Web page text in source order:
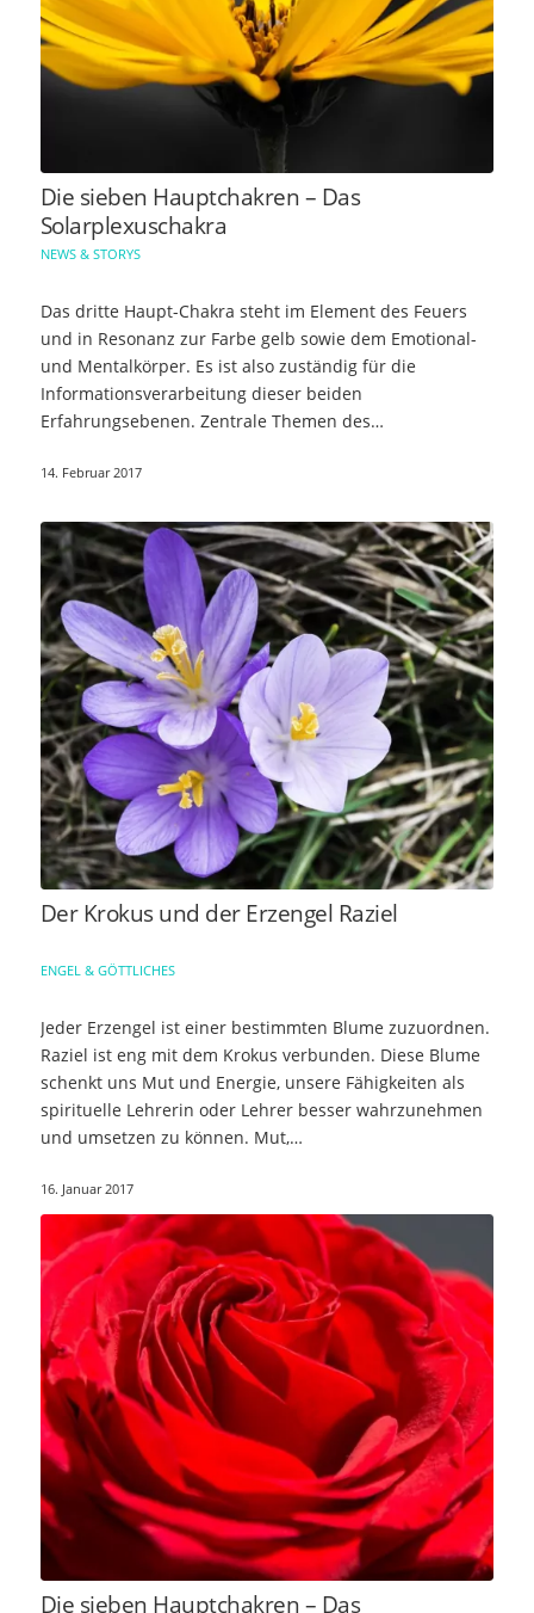
Die sieben Hauptchakren – Das
Solarplexuschakra
NEWS & STORYS
Das dritte Haupt-Chakra steht im Element des Feuers
und in Resonanz zur Farbe gelb sowie dem Emotional-
und Mentalkörper. Es ist also zuständig für die
Informationsverarbeitung dieser beiden
Erfahrungsebenen. Zentrale Themen des
14. Februar 2017
Der Krokus und der Erzengel Raziel
ENGEL & GÖTTLICHES
Jeder Erzengel ist einer bestimmten Blume zuzuordnen.
Raziel ist eng mit dem Krokus verbunden. Diese Blume
schenkt uns Mut und Energie, unsere Fähigkeiten als
spirituelle Lehrerin oder Lehrer besser wahrzunehmen
und umsetzen zu können. Mut,…
16. Januar 2017
Die sieben Hauptchakren – Das